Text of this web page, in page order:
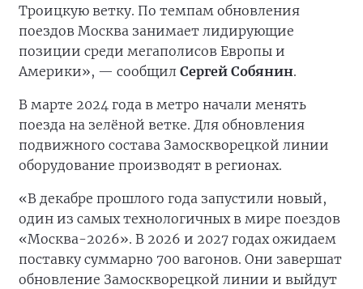
Троицкую ветку. По темпам обновления
поездов Москва занимает лидирующие
позиции среди мегаполисов Европы и
Америки», — сообщил Сергей Собянин.
В марте 2024 года в метро начали менять
поезда на зелёной ветке. Для обновления
подвижного состава Замоскворецкой линии
оборудование производят в регионах.
«В декабре прошлого года запустили новый,
один из самых технологичных в мире поездов
«Москва-2026». В 2026 и 2027 годах ожидаем
поставку суммарно 700 вагонов. Они завершат
обновление Замоскворецкой линии и выйдут